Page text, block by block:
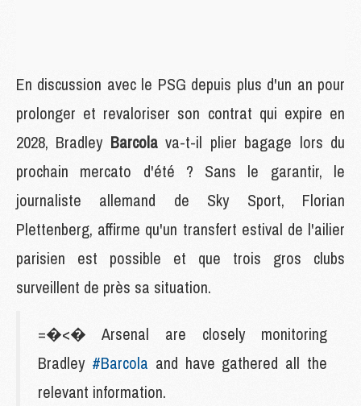
En discussion avec le PSG depuis plus d'un an pour
prolonger et revaloriser son contrat qui expire en
2028, Bradley Barcolava-t-il plier bagage lors du
prochain mercato d'été ? Sans le garantir, le
journaliste allemand de Sky Sport, Florian
Plettenberg, affirme qu'un transfert estival de l'ailier
parisien est possible et que trois gros clubs
surveillent de près sa situation.
=�<� Arsenal are closely monitoring
Bradley #Barcola and have gathered all the
relevant information.